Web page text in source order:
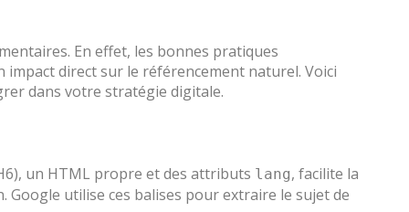
En effet, les bonnes pratiques
impact direct sur le référencement naturel. Voici
dans votre stratégie digitale.
un HTML propre et des attributs lang, facilite la
Google utilise ces balises pour extraire le sujet de